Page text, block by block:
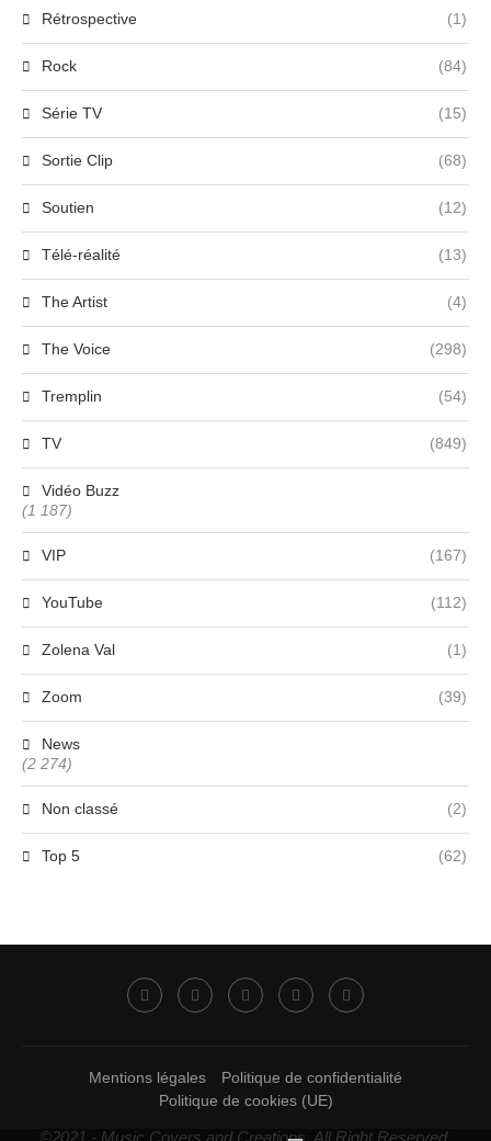
Rétrospective (1)
Rock (84)
Série TV (15)
Sortie Clip (68)
Soutien (12)
Télé-réalité (13)
The Artist (4)
The Voice (298)
Tremplin (54)
TV (849)
Vidéo Buzz
(1 187)
VIP (167)
YouTube (112)
Zolena Val (1)
Zoom (39)
News
(2 274)
Non classé (2)
Top 5 (62)
Mentions légales
Politique de confidentialité
Politique de cookies (UE)
©2021 - Music Covers and Creations. All Right Reserved.